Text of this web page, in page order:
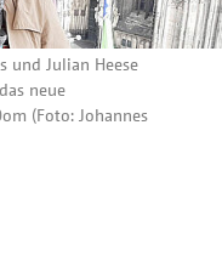
und Julian Heese
neue
(Foto: Johannes